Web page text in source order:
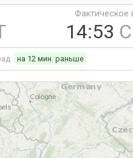
Фактическое
14:53
на 12 мин. раньше